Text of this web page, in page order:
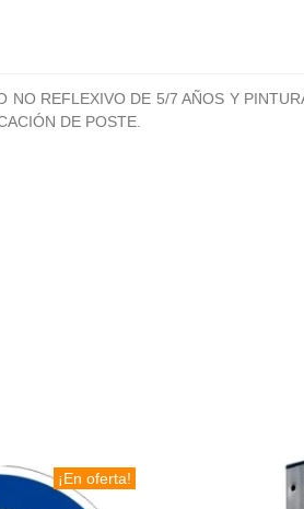
NO REFLEXIVO DE 5/7 AÑOS Y
DE POSTE.
¡En oferta!